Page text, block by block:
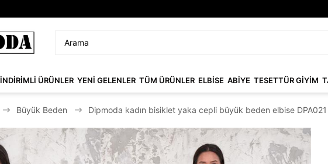
İNDİRİMLİ ÜRÜNLER YENİ GELENLER TÜM ÜRÜNLER ELBİSE ABİYE TESETTÜR GİYİM
Büyük Beden Dipmoda kadın bisiklet yaka cepli büyük beden elbise DPA021